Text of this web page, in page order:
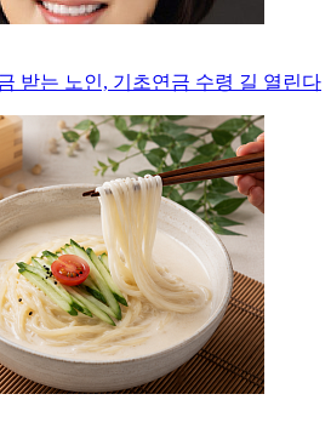
받는 노인, 기초연금 수령 길 열린다